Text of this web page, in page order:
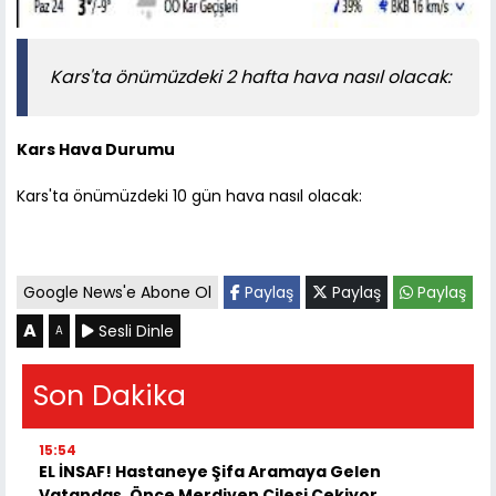
Kars'ta önümüzdeki 2 hafta hava nasıl olacak:
Kars Hava Durumu
Kars'ta önümüzdeki 10 gün hava nasıl olacak:
Google News'e Abone Ol Paylaş Paylaş Paylaş
A A Sesli Dinle
Son Dakika
15:54
EL İNSAF! Hastaneye Şifa Aramaya Gelen